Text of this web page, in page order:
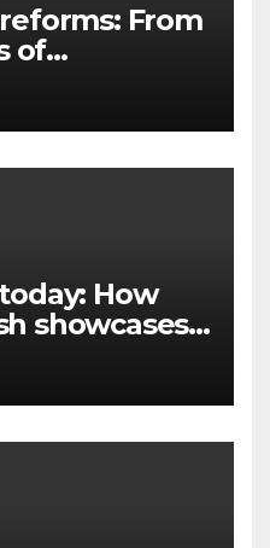
reforms: From
of
closer
in 30
How
showcases
as new
| Mint